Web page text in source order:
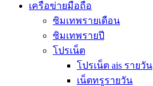
เครือข่ายมือถือ
ซิมเทพรายเดือน
ซิมเทพรายปี
โปรเน็ต
โปรเน็ต ais รายวัน
เน็ตทรูรายวัน